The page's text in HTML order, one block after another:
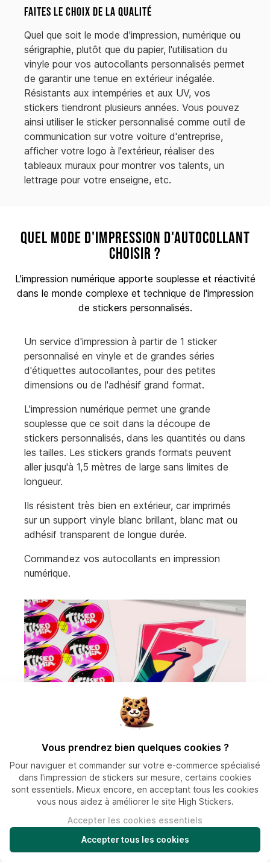
Vous prendrez bien quelques cookies ?
Pour naviguer et commander sur votre e-commerce spécialisé
dans l'impression de stickers sur mesure, certains cookies
sont essentiels. Mieux encore, en acceptant tous les cookies
vous nous aidez à améliorer le site High Stickers.
Faites le choix de la qualité
Quel que soit le mode d'impression, numérique ou
sérigraphie, plutôt que du papier, l'utilisation du
vinyle pour vos autocollants personnalisés permet
de garantir une tenue en extérieur inégalée.
Résistants aux intempéries et aux UV, vos
stickers tiendront plusieurs années. Vous pouvez
ainsi utiliser le sticker personnalisé comme outil de
communication sur votre voiture d'entreprise,
afficher votre logo à l'extérieur, réaliser des
tableaux muraux pour montrer vos talents, un
lettrage pour votre enseigne, etc.
Quel mode d'impression d'autocollant
choisir ?
L'impression numérique apporte souplesse et réactivité
dans le monde complexe et technique de l'impression
de stickers personnalisés.
Un service d'impression à partir de 1 sticker
personnalisé en vinyle et de grandes séries
d'étiquettes autocollantes, pour des petites
dimensions ou de l'adhésif grand format.
L'impression numérique permet une grande
souplesse que ce soit dans la découpe de
stickers personnalisés, dans les quantités ou dans
les tailles. Les stickers grands formats peuvent
aller jusqu'à 1,5 mètres de large sans limites de
longueur.
Ils résistent très bien en extérieur, car imprimés
sur un support vinyle blanc brillant, blanc mat ou
adhésif transparent de longue durée.
Commandez vos autocollants en impression
numérique.